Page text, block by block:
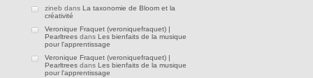
zineb dans La taxonomie de Bloom et la
créativité
Veronique Fraquet (veroniquefraquet) |
Pearltrees dans Les bienfaits de la musique
pour l'apprentissage
Veronique Fraquet (veroniquefraquet) |
Pearltrees dans Les bienfaits de la musique
pour l'apprentissage